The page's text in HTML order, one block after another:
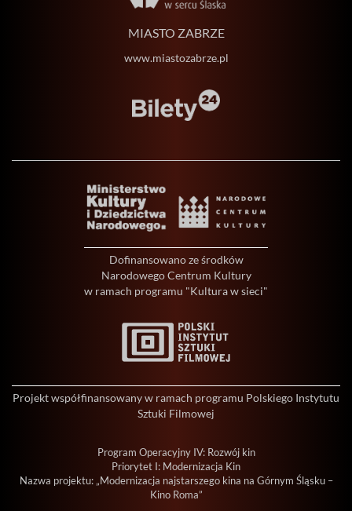
MIASTO ZABRZE
www.miastozabrze.pl
Dofinansowano ze środków
Narodowego Centrum Kultury
w ramach programu "Kultura w sieci"
Projekt współfinansowany w ramach programu Polskiego Instytutu
Sztuki Filmowej
Program Operacyjny IV: Rozwój kin
Priorytet I: Modernizacja Kin
Nazwa projektu: „Modernizacja najstarszego kina na Górnym Śląsku –
Kino Roma”